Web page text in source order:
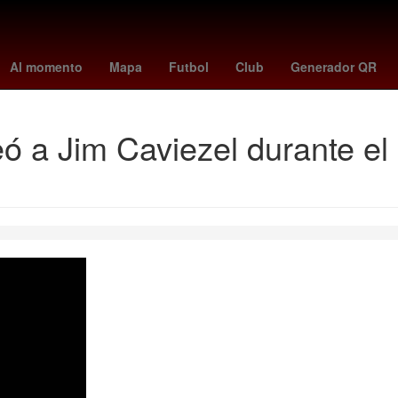
Al momento Mapa Futbol Club Generador QR
rodri Argentina Gobierno capufe tag estafa tipo de
a Jim Caviezel durante